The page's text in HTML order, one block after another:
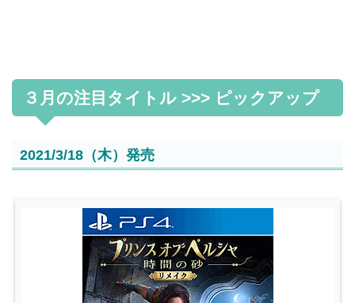
３月の注目タイトル >>> ピックアップ
2021/3/18（木）発売